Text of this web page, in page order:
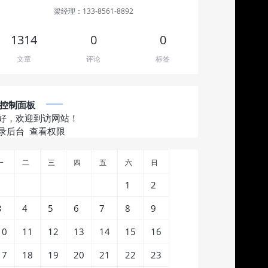
梁经理：133-8561-8892
1314
文章
0
评论
0
标签
控制面板
，欢迎到访网站！
后台 查看权限
二 三 四 五 六 日
1
2
4 5 6 7 8
9
11 12 13 14 15
16
18 19 20 21 22 23